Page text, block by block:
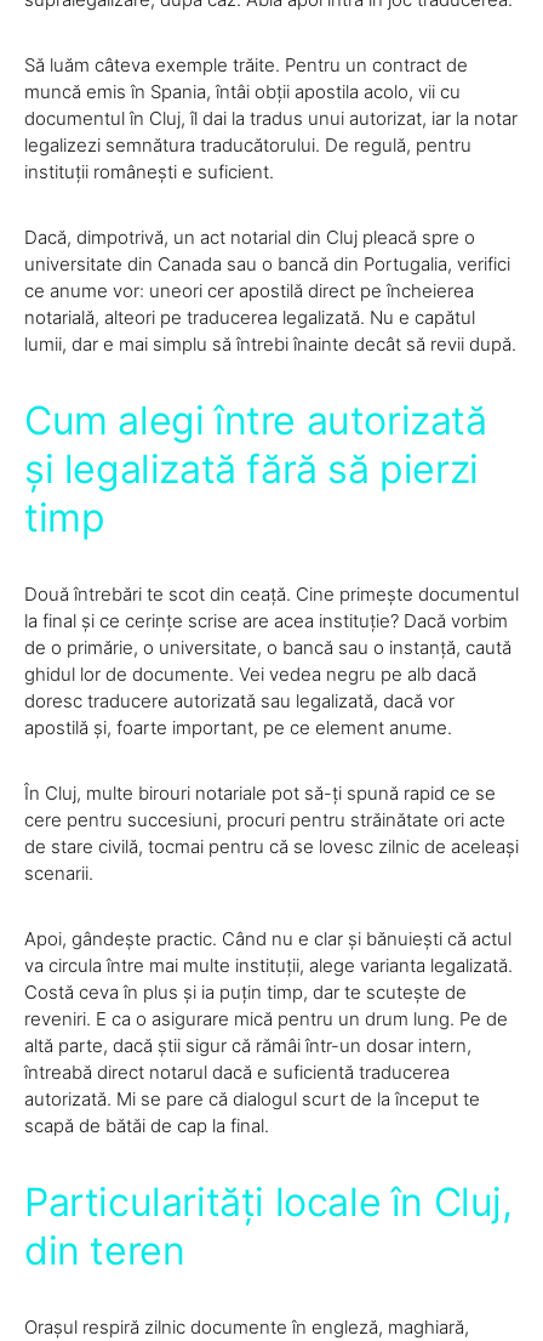
Să luăm câteva exemple trăite. Pentru un contract de
muncă emis în Spania, întâi obții apostila acolo, vii cu
documentul în Cluj, îl dai la tradus unui autorizat, iar la notar
legalizezi semnătura traducătorului. De regulă, pentru
instituții românești e suficient.
Dacă, dimpotrivă, un act notarial din Cluj pleacă spre o
universitate din Canada sau o bancă din Portugalia, verifici
ce anume vor: uneori cer apostilă direct pe încheierea
notarială, alteori pe traducerea legalizată. Nu e capătul
lumii, dar e mai simplu să întrebi înainte decât să revii după.
Cum alegi între autorizată
și legalizată fără să pierzi
timp
Două întrebări te scot din ceață. Cine primește documentul
la final și ce cerințe scrise are acea instituție? Dacă vorbim
de o primărie, o universitate, o bancă sau o instanță, caută
ghidul lor de documente. Vei vedea negru pe alb dacă
doresc traducere autorizată sau legalizată, dacă vor
apostilă și, foarte important, pe ce element anume.
În Cluj, multe birouri notariale pot să-ți spună rapid ce se
cere pentru succesiuni, procuri pentru străinătate ori acte
de stare civilă, tocmai pentru că se lovesc zilnic de aceleași
scenarii.
Apoi, gândește practic. Când nu e clar și bănuiești că actul
va circula între mai multe instituții, alege varianta legalizată.
Costă ceva în plus și ia puțin timp, dar te scutește de
reveniri. E ca o asigurare mică pentru un drum lung. Pe de
altă parte, dacă știi sigur că rămâi într-un dosar intern,
întreabă direct notarul dacă e suficientă traducerea
autorizată. Mi se pare că dialogul scurt de la început te
scapă de bătăi de cap la final.
Particularități locale în Cluj,
din teren
Orașul respiră zilnic documente în engleză, maghiară,